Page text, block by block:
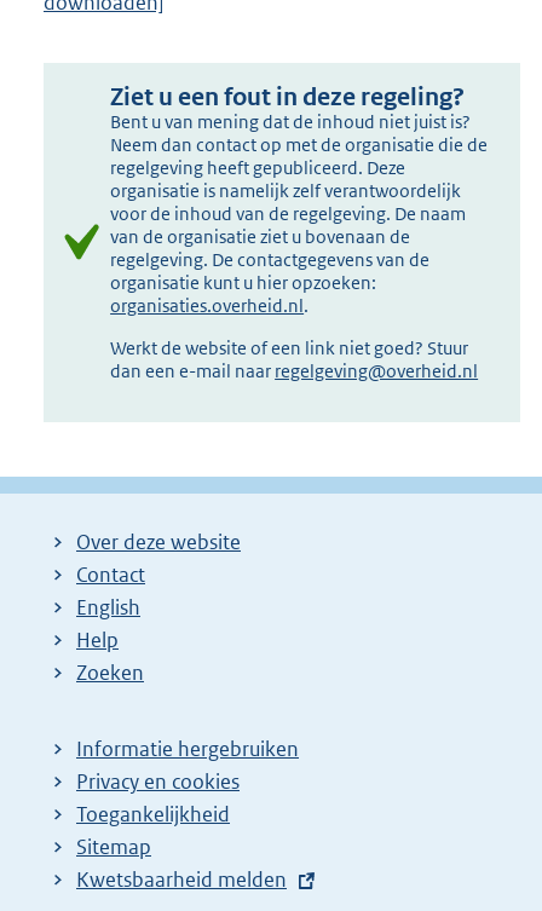
Ziet u een fout in deze regeling?
Bent u van mening dat de inhoud niet juist is?
Neem dan contact op met de organisatie die de
regelgeving heeft gepubliceerd. Deze
organisatie is namelijk zelf verantwoordelijk
voor de inhoud van de regelgeving. De naam
van de organisatie ziet u bovenaan de
regelgeving. De contactgegevens van de
organisatie kunt u hier opzoeken:
organisaties.overheid.nl.
Werkt de website of een link niet goed? Stuur
dan een e-mail naar regelgeving@overheid.nl
Over deze website
Contact
English
Help
Zoeken
Informatie hergebruiken
Privacy en cookies
Toegankelijkheid
Sitemap
E
Kwetsbaarheid melden